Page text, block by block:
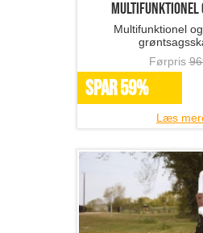
Multifunktionel
Multifunktionel
Førpris
SPAR 59%
Læs